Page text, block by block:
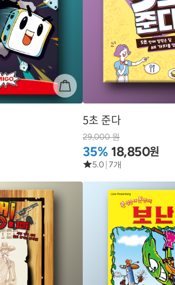
5초 준다
29,000 원
35% 18,850원
5.0 7개